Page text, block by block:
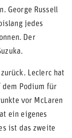
George Russell
jedes
Der
Leclerc hat
dem Podium für
vor McLaren
ein eigenes
ist das zweite